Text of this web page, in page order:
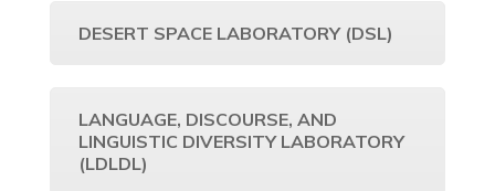
DESERT SPACE LABORATORY (DSL)
LANGUAGE, DISCOURSE, AND
LINGUISTIC DIVERSITY LABORATORY
(LDLDL)